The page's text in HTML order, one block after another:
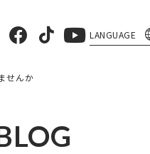
LANGUAGE
せんか